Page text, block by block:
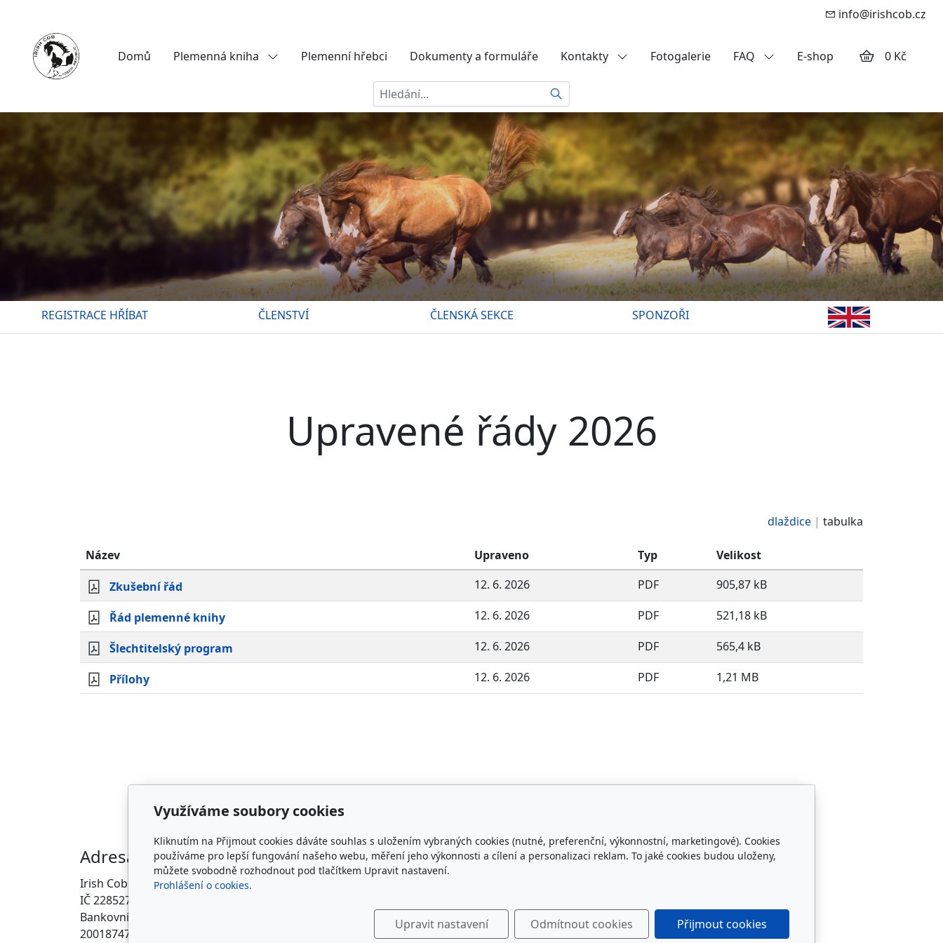
info@irishcob.cz
Domů Plemenná kniha Plemenní hřebci Dokumenty a formuláře Kontakty Fotogalerie FAQ E-shop 0 Kč
Hledat
REGISTRACE HŘÍBAT ČLENSTVÍ ČLENSKÁ SEKCE SPONZOŘI
Upravené řády 2026
dlaždice tabulka
Název Upraveno Typ Velikost
Zkušební řád 12. 6. 2026 PDF 905,87 kB
Řád plemenné knihy 12. 6. 2026 PDF 521,18 kB
Šlechtitelský program 12. 6. 2026 PDF 565,4 kB
Přílohy 12. 6. 2026 PDF 1,21 MB
Adresa
Irish Cob the Czech Republic, z.s.
IČ 22852778
Bankovní spojení:
2001874788/2010
Kontakt Plemenná kniha Sledujte nás
Využíváme soubory cookies
Kliknutím na Přijmout cookies dáváte souhlas s uložením vybraných cookies (nutné, preferenční, výkonnostní, marketingové). Cookies
používáme pro lepší fungování našeho webu, měření jeho výkonnosti a cílení a personalizaci reklam. To jaké cookies budou uloženy,
můžete svobodně rozhodnout pod tlačítkem Upravit nastavení.
Prohlášení o cookies.
Upravit nastavení Odmítnout cookies Přijmout cookies